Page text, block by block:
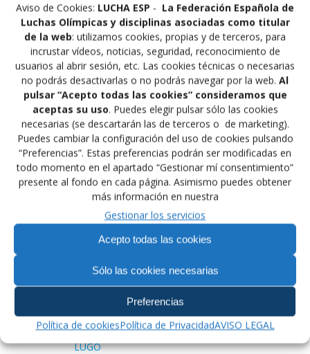
Aviso de Cookies: LUCHA ESP - La Federación Española de
Luchas Olímpicas y disciplinas asociadas como titular
de la web: utilizamos cookies, propias y de terceros, para
incrustar vídeos, noticias, seguridad, reconocimiento de
usuarios al abrir sesión, etc. Las cookies técnicas o necesarias
no podrás desactivarlas o no podrás navegar por la web. Al
pulsar “Acepto todas las cookies” consideramos que
aceptas su uso. Puedes elegir pulsar sólo las cookies
necesarias (se descartarán las de terceros o de marketing).
Puedes cambiar la configuración del uso de cookies pulsando
“Preferencias”. Estas preferencias podrán ser modificadas en
todo momento en el apartado “Gestionar mí consentimiento”
presente al fondo en cada página. Asimismo puedes obtener
más información en nuestra
Gestionar los servicios
Acepto todas las cookies
Sólo las cookies necesarias
Preferencias
Política de cookiesPolítica de PrivacidadAVISO LEGAL
El Comité Olímpico Español continúa su
andadura en las redes sociales Facebook y
Twitter. En el siguiente enlace, podemos ver un
video de nuestros deportistas incluidos en el
Programa Podium. Todos los federados e interesados en nuestro
deporte, pueden suscribirse a estas redes sociales del COE.
youtu.be/40sYRAhAUbQ
youtu.be/kJDc9Z-Nc8M
www.facebook.com/ComiteOlimpico
twitter.com/COE_es
youtu.be/qOxvY_Oxt88
Navegación
de
entradas
Anterior:
Entrada
JORNADAS
INTERNACIONALES DE
ENTRENAMIENTO DE
LUCHAS OLIMPICAS EN
LUGO
Siguiente:
entrada:
NEGREPELISSE
(FRANCIA)